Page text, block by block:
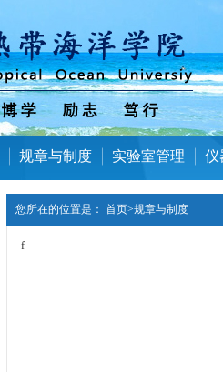
规章与制度 实验室管理 仪
您所在的位置是： 首页>规章与制度
f